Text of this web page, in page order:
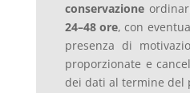
conservazione
24–48 ore, con
presenza di
proporzionate e
dei dati al termine del